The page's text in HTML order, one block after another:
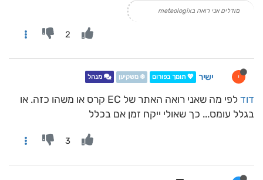
מודלים אני רואה בmeteologix
2
י ישיר 💖 תומך בפורום ❄️ משקיען מנהל
דוד
לפי מה שאני רואה האתר של EC קרס או משהו כזה. או
בגלל עומס... כך שאולי ייקח זמן אם בכלל
3